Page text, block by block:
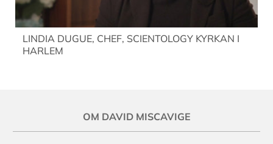
LINDIA DUGUE, CHEF, SCIENTOLOGY KYRKAN I
HARLEM
OM DAVID MISCAVIGE